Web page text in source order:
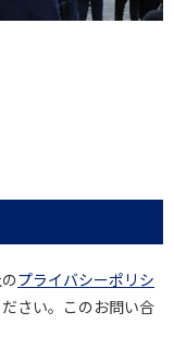
プライバシーポリシ
さい。このお問い合